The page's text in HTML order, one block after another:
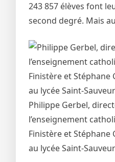
243 857 élèves font
second degré. Mais
Philippe Gerbel,
l’enseignement
Finistère et
au lycée Saint-